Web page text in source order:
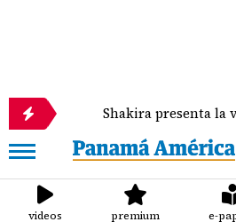
Shakira presenta la versión en
videos premium e-